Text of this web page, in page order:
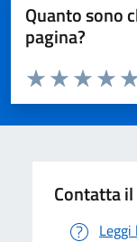
Quanto sono
pagina?
Valuta da 1 a 5 stelle
Valuta 3
Valuta 2
Valuta 1 stelle su
Contatta